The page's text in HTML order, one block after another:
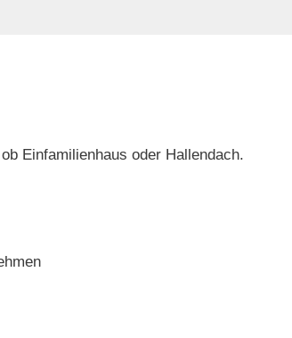
Einfamilienhaus oder Hallendach.